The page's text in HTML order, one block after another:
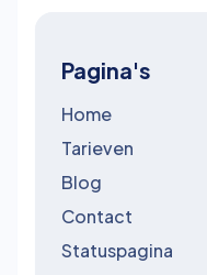
Pagina's
Home
Tarieven
Blog
Contact
Statuspagina